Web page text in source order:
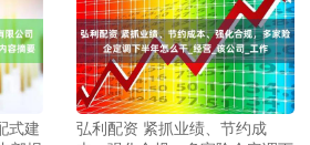
式建
弘利配资 紧抓业绩、节约成